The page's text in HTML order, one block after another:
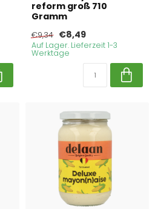
reform groß 710
Gramm
€9,34 €8,49
Auf Lager. Lieferzeit 1-3
Werktage